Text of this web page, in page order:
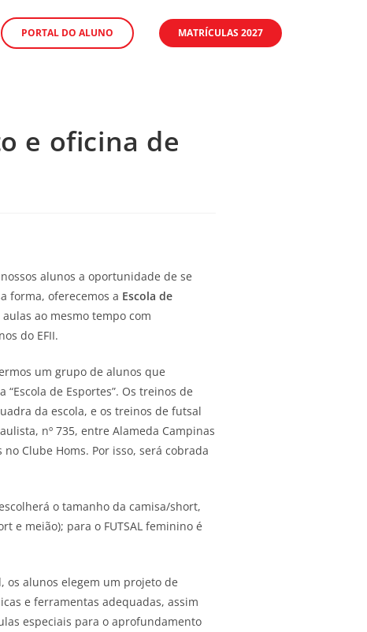
PORTAL DO ALUNO MATRÍCULAS 2027
e oficina de
alunos a oportunidade de se
forma, oferecemos a Escola de
ao mesmo tempo com
do EFII.
um grupo de alunos que
de Esportes”. Os treinos de
da escola, e os treinos de futsal
nº 735, entre Alameda Campinas
Clube Homs. Por isso, será cobrada
o tamanho da camisa/short,
e meião); para o FUTSAL feminino é
os alunos elegem um projeto de
e ferramentas adequadas, assim
especiais para o aprofundamento